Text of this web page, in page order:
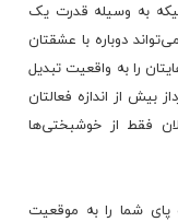
به وسیله قدرت یک
دوباره با عشقتان
را به واقعیت تبدیل
بیش از اندازه فعالتان
فقط از خوشبختی‌ها
شما را به موقعیت